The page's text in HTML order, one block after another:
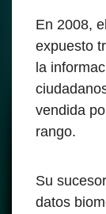
En 2008,
expuesto
la
vendida
rango.
Su
datos